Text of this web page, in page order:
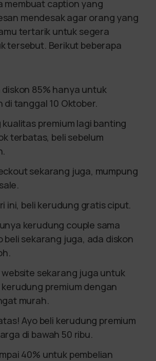
membuat caption yang
mendesak agar orang yang
tertarik untuk segera
tersebut. Berikut beberapa
85% hanya untuk
di tanggal 10 Oktober.
kualitas premium lagi banting
terbatas, beli sebelum
sekarang juga, mumpung
ini, beli kerudung gratis ciput.
kerudung couple sama
beli sekarang juga, ada diskon
website sekarang juga untuk
premium dengan
murah.
Ayo beli kerudung premium
di bawah 50 ribu.
40% untuk pembelian